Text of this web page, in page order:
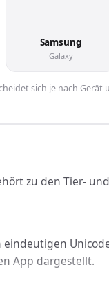
Samsung
Galaxy
sich je nach Gerät
zu den Tier-
App dargestellt.